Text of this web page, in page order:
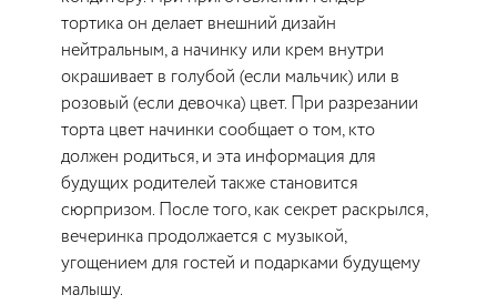
тортика он делает внешний дизайн
нейтральным, а начинку или крем внутри
окрашивает в голубой (если мальчик) или в
розовый (если девочка) цвет. При разрезании
торта цвет начинки сообщает о том, кто
должен родиться, и эта информация для
будущих родителей также становится
сюрпризом. После того, как секрет раскрылся,
вечеринка продолжается с музыкой,
угощением для гостей и подарками будущему
малышу.